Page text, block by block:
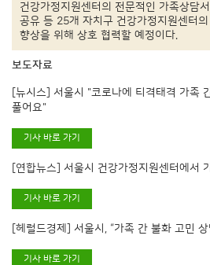
건강가정지원센터의 전문적인 가족상담
공유 등 25개 자치구 건강가정지원센터
향상을 위해 상호 협력할 예정이다.
보도자료
[뉴시스] 서울시 "코로나에 티격태격 가족
풀어요"
기사 바로 가기
[연합뉴스] 서울시 건강가정지원센터에서
기사 바로 가기
[헤럴드경제] 서울시, “가족 간 불화 고민
기사 바로 가기